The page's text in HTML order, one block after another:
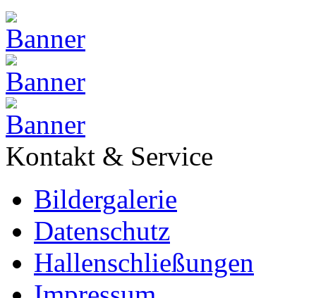
Kontakt & Service
Bildergalerie
Datenschutz
Hallenschließungen